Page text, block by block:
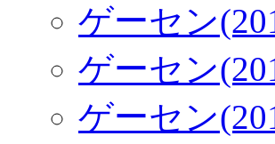
ゲーセン
ゲーセン
ゲーセン